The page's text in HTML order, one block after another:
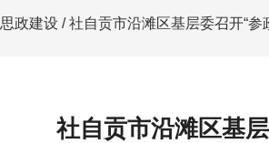
思政建设 / 社自贡市沿滩区基层委召开“
社自贡市沿滩区基